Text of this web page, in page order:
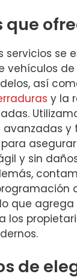
que
servicios se
vehículos de
así
y la
y
y sin
que agrega
los
de